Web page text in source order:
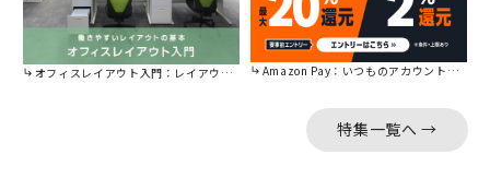
オフィスレイアウト入門：レイアウトの基本をご紹介。 Amazon Pay：いつものアカウントで簡単に決済可能。
特集一覧へ →